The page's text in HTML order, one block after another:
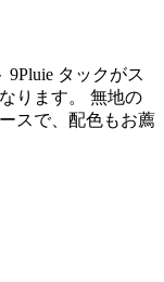
タックがス
ります。 無地の
スで、配色もお薦